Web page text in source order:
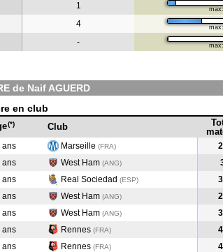
1
4
-
de Naif AGUERD
en club
(*) Club
ans Marseille (FRA)
ans West Ham (ANG)
ans Real Sociedad (ESP)
ans West Ham (ANG)
ans West Ham (ANG)
ans Rennes (FRA)
ans Rennes (FRA)